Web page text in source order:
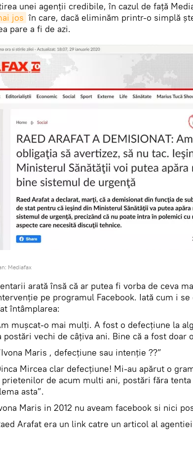
unei agenții credibile, în cazul de față
jos în care, dacă eliminăm printr-o simplă
pare a fi de azi.
Mediafax
arată însă că ar putea fi vorba de ceva
pe programul Facebook. Iată cum i se
întâmplarea:
mușcat-o mai mulți. A fost o defecțiune la
postări vechi de câțiva ani. Bine că a fost doar
Maris , defecțiune sau intenție ??”
Mircea clar defecțiune! Mi-au apărut o
de acum multi ani, postări făra
asta”.
Maris in 2012 nu aveam facebook si nici
Arafat era un link catre un articol al agentiei